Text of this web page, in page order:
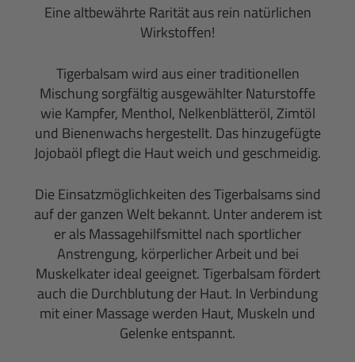
Eine altbewährte Rarität aus rein natürlichen
Wirkstoffen!
Tigerbalsam wird aus einer traditionellen
Mischung sorgfältig ausgewählter Naturstoffe
wie Kampfer, Menthol, Nelkenblätteröl, Zimtöl
und Bienenwachs hergestellt. Das hinzugefügte
Jojobaöl pflegt die Haut weich und geschmeidig.
Die Einsatzmöglichkeiten des Tigerbalsams sind
auf der ganzen Welt bekannt. Unter anderem ist
er als Massagehilfsmittel nach sportlicher
Anstrengung, körperlicher Arbeit und bei
Muskelkater ideal geeignet. Tigerbalsam fördert
auch die Durchblutung der Haut. In Verbindung
mit einer Massage werden Haut, Muskeln und
Gelenke entspannt.